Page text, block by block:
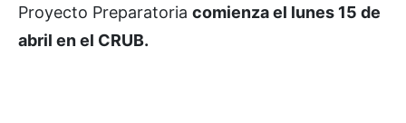
Proyecto Preparatoria comienza el lunes 15 de
abril en el CRUB.